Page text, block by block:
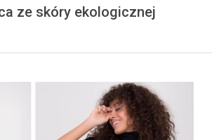
ze skóry ekologicznej